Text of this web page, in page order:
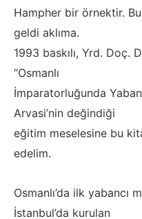
Hampher bir örnektir.
geldi aklıma.
1993 baskılı, Yrd. Doç.
“Osmanlı
İmparatorluğunda
Arvasi’nin değindiği
eğitim meselesine bu
edelim.
Osmanlı’da ilk yabancı
İstanbul’da kurulan